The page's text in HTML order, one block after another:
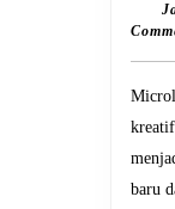
Microlotmusic – More on Mumbles. Di dunia
baru